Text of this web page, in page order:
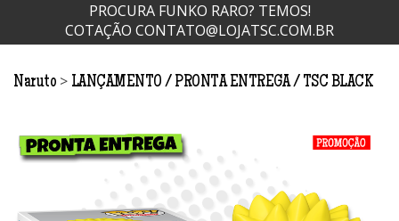
PROCURA FUNKO RARO? TEMOS!
COTAÇÃO CONTATO@LOJATSC.COM.BR
Naruto > LANÇAMENTO PRONTA ENTREGA TSC BLACK